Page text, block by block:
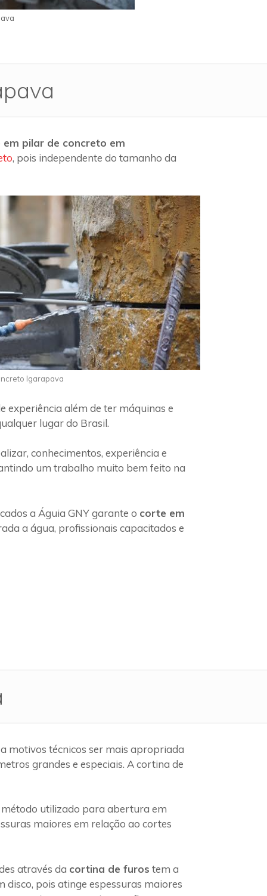
pilar de concreto em
, pois independente do tamanho da
Igarapava
experiência além de ter máquinas e
lugar do Brasil.
conhecimentos, experiência e
um trabalho muito bem feito na
a Águia GNY garante o corte em
a água, profissionais capacitados e
motivos técnicos ser mais apropriada
grandes e especiais. A cortina de
utilizado para abertura em
maiores em relação ao cortes
através da cortina de furos tem a
pois atinge espessuras maiores